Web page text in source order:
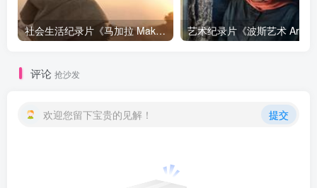
社会生活纪录片《马加拉 Makala》下载
评论 抢沙发
欢迎您留下宝贵的见解！ 提交